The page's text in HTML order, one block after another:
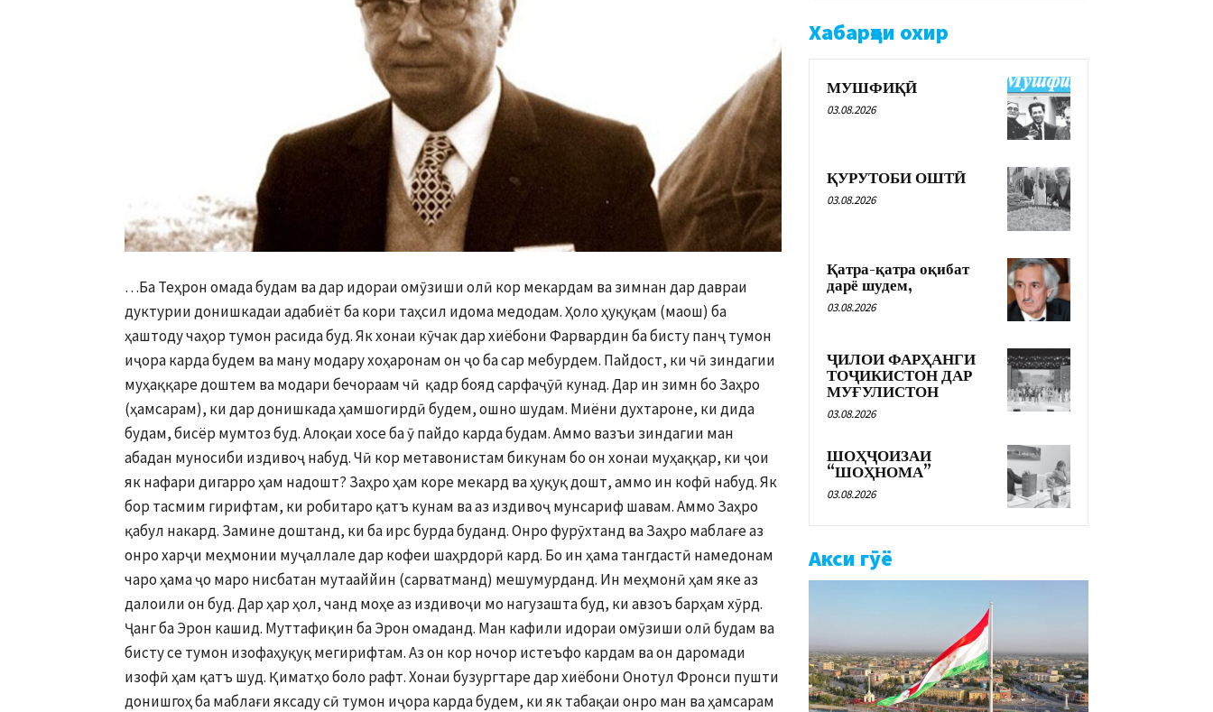
…Ба Теҳрон омада будам ва дар идораи омӯзиши олӣ кор мекардам ва зимнан дар давраи
дуктурии донишкадаи адабиёт ба кори таҳсил идома медодам. Ҳоло ҳуқуқам (маош) ба
ҳаштоду чаҳор тумон расида буд. Як хонаи кӯчак дар хиёбони Фарвардин ба бисту панҷ тумон
иҷора карда будем ва ману модару хоҳаронам он ҷо ба сар мебурдем. Пайдост, ки чӣ зиндагии
муҳаққаре доштем ва модари бечораам чӣ қадр бояд сарфаҷӯӣ кунад. Дар ин зимн бо Заҳро
(ҳамсарам), ки дар донишкада ҳамшогирдӣ будем, ошно шудам. Миёни духтароне, ки дида
будам, бисёр мумтоз буд. Алоқаи хосе ба ӯ пайдо карда будам. Аммо вазъи зиндагии ман
абадан муносиби издивоҷ набуд. Чӣ кор метавонистам бикунам бо он хонаи муҳаққар, ки ҷои
як нафари дигарро ҳам надошт? Заҳро ҳам коре мекард ва ҳуқуқ дошт, аммо ин кофӣ набуд. Як
бор тасмим гирифтам, ки робитаро қатъ кунам ва аз издивоҷ мунсариф шавам. Аммо Заҳро
қабул накард. Замине доштанд, ки ба ирс бурда буданд. Онро фурӯхтанд ва Заҳро маблағе аз
онро харҷи меҳмонии муҷаллале дар кофеи шаҳрдорӣ кард. Бо ин ҳама тангдастӣ намедонам
чаро ҳама ҷо маро нисбатан мутааййин (сарватманд) мешумурданд. Ин меҳмонӣ ҳам яке аз
далоили он буд. Дар ҳар ҳол, чанд моҳе аз издивоҷи мо нагузашта буд, ки авзоъ барҳам хӯрд.
Ҷанг ба Эрон кашид. Муттафиқин ба Эрон омаданд. Ман кафили идораи омӯзиши олӣ будам ва
бисту се тумон изофаҳуқуқ мегирифтам. Аз он кор ночор истеъфо кардам ва он даромади
изофӣ ҳам қатъ шуд. Қиматҳо боло рафт. Хонаи бузургтаре дар хиёбони Онотул Фронси пушти
донишгоҳ ба маблағи яксаду сӣ тумон иҷора карда будем, ки як табақаи онро ман ва ҳамсарам
Хабарҳои охир
МУШФИҚӢ
03.08.2026
ҚУРУТОБИ ОШТӢ
03.08.2026
Қатра-қатра оқибат
дарё шудем,
03.08.2026
ҶИЛОИ ФАРҲАНГИ
ТОҶИКИСТОН ДАР
МУҒУЛИСТОН
03.08.2026
ШОҲҶОИЗАИ
“ШОҲНОМА”
03.08.2026
Акси гӯё